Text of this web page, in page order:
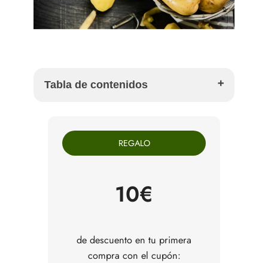
Tabla de contenidos
Patatas para freír: cuáles elegir y por qué
Patatas para cocer: textura firme y buen punto
Patatas para guisar: que espesen sin
Patatas nuevas, patatas viejas y patatas de
conservación
REGALO
10€
de descuento en tu primera
compra con el cupón: